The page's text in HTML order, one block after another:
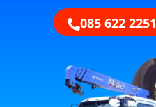
085 622 2251